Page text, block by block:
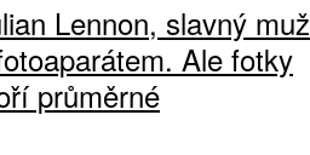
Lennon, slavný muž
Ale fotky
průměrné